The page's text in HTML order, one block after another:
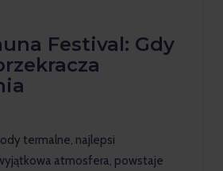
Festival: Gdy
termalne, najlepsi
atmosfera, powstaje